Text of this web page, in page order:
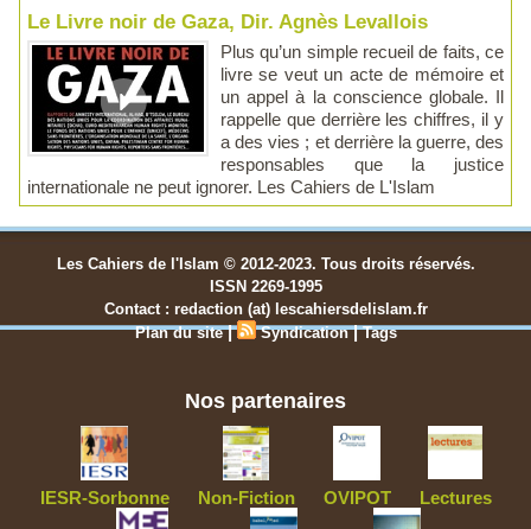
Le Livre noir de Gaza, Dir. Agnès Levallois
Plus qu’un simple recueil de faits, ce
livre se veut un acte de mémoire et
un appel à la conscience globale. Il
rappelle que derrière les chiffres, il y
a des vies ; et derrière la guerre, des
responsables que la justice
internationale ne peut ignorer. Les Cahiers de L'Islam
Les Cahiers de l'Islam © 2012-2023. Tous droits réservés.
ISSN 2269-1995
Contact : redaction (at) lescahiersdelislam.fr
Plan du site | Syndication |Tags
Nos partenaires
IESR-Sorbonne Non-Fiction OVIPOT Lectures